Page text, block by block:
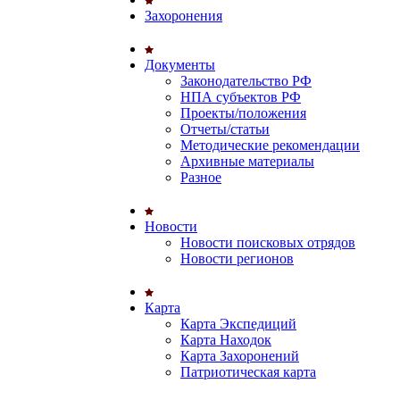
Захоронения
Документы
Законодательство РФ
НПА субъектов РФ
Проекты/положения
Отчеты/статьи
Методические рекомендации
Архивные материалы
Разное
Новости
Новости поисковых отрядов
Новости регионов
Карта
Карта Экспедиций
Карта Находок
Карта Захоронений
Патриотическая карта